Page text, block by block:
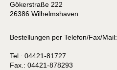
Gökerstraße 222
26386 Wilhelmshaven
Bestellungen per Telefon/Fax/Mail:
Tel.: 04421-81727
Fax.: 04421-878293